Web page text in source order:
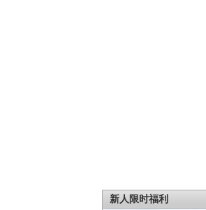
新人限时福利